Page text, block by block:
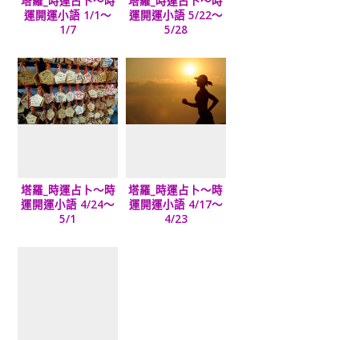
運開運小語 1/1～
1/7
運開運小語 5/22～
5/28
塔羅_時運占卜～時
運開運小語 4/24～
5/1
塔羅_時運占卜～時
運開運小語 4/17～
4/23